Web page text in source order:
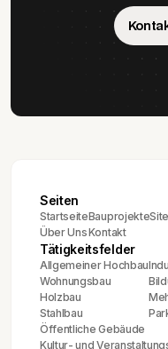
Seiten
Startseite
Über Uns
Bauprojekte
Kontakt
Tätigkeitsfelder
Allgemeiner Hochbau
Wohnungsbau
Holzbau
Stahlbau
Öffentliche Gebäude
Kultur- und